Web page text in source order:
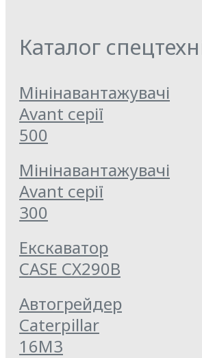
Каталог
Мінінавантажувачі
Avant серії
500
Мінінавантажувачі
Avant серії
300
Екскаватор
CASE CX290B
Автогрейдер
Caterpillar
16M3